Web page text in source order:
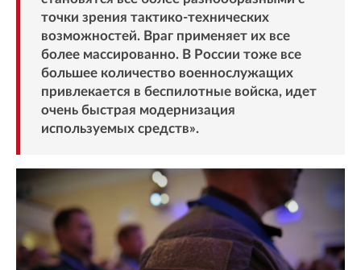
точки зрения тактико-технических
возможностей. Враг применяет их все
более массированно. В России тоже все
большее количество военнослужащих
привлекается в беспилотные войска, идет
очень быстрая модернизация
используемых средств».